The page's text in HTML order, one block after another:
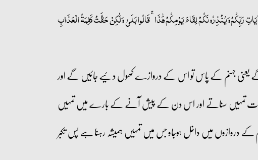
رَبِّكُمْ وَيُنْذِرُونَكُمْ لِقَاءَ يَوْمِكُمْ هَٰذَا ۚ قَالُوا بَلَىٰ وَلَٰكِنْ حَقَّتْ كَلِمَةُ الْعَذَابِ
گے یعنی جہنم کے پاس تو اس کے دروازے کھول دئیے جائیں گے اور
تمہیں سناتے اور اس دن کے پیش آنے کے بارے میں تمہیں
دروازوں میں داخل ہوجاو جس میں تمہیں ہمیشہ رہنا ہے پس تکبر